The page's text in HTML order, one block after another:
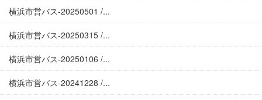
横浜市営バス-20250501 /...
横浜市営バス-20250315 /...
横浜市営バス-20250106 /...
横浜市営バス-20241228 /...